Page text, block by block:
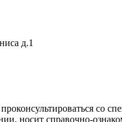
д.1
со
носит справочно-